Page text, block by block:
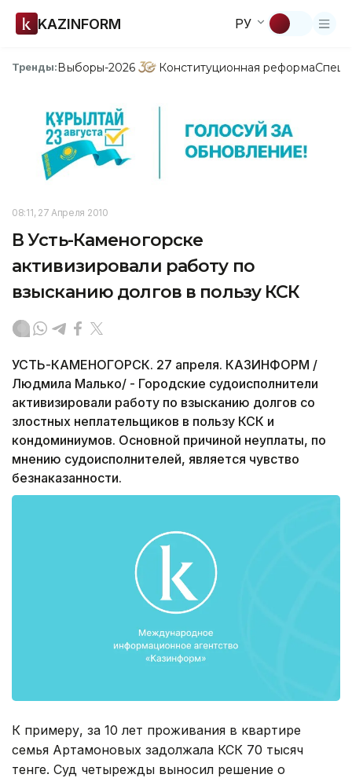
KAZINFORM РУ
Тренды:Выборы-2026 Конституционная реформа
08:11, 27 Апреля 2010
В Усть-Каменогорске
активизировали работу по
взысканию долгов в пользу КСК
УСТЬ-КАМЕНОГОРСК. 27 апреля. КАЗИНФОРМ /
Людмила Малько/ - Городские судоисполнители
активизировали работу по взысканию долгов со
злостных неплательщиков в пользу КСК и
кондоминиумов. Основной причиной неуплаты, по
мнению судоисполнителей, является чувство
безнаказанности.
К примеру, за 10 лет проживания в квартире
семья Артамоновых задолжала КСК 70 тысяч
тенге. Суд четырежды выносил решение о